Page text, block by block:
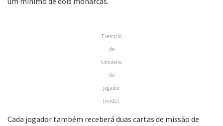
Exemplo
de
tabuleiro
do
jogador
(verde).
Cada jogador também receberá duas cartas de missão de